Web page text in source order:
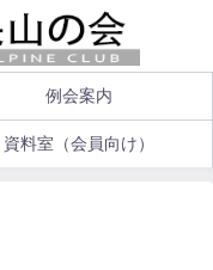
例会案内
資料室（会員向け）